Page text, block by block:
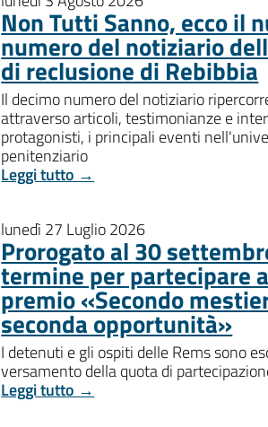
Non Tutti Sanno, ecco il
numero del notiziario
di reclusione di Rebibbia
Il decimo numero del notiziario
attraverso articoli, testimonianze e
protagonisti, i principali eventi
penitenziario
Leggi tutto →
lunedì 27 Luglio 2026
Prorogato al 30
termine per partecipare
premio «Secondo
seconda opportunità»
I detenuti e gli ospiti delle Rems sono
versamento della quota di
Leggi tutto →